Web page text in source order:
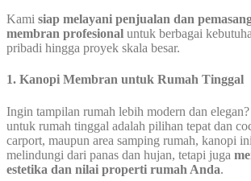
Kami siap melayani penjualan dan
membran profesional untuk berbagai
pribadi hingga proyek skala besar.
1. Kanopi Membran untuk Rumah Tinggal
Ingin tampilan rumah lebih modern dan
untuk rumah tinggal adalah pilihan tepat dan
carport, maupun area samping rumah, kanopi
melindungi dari panas dan hujan, tetapi juga
estetika dan nilai properti rumah Anda.